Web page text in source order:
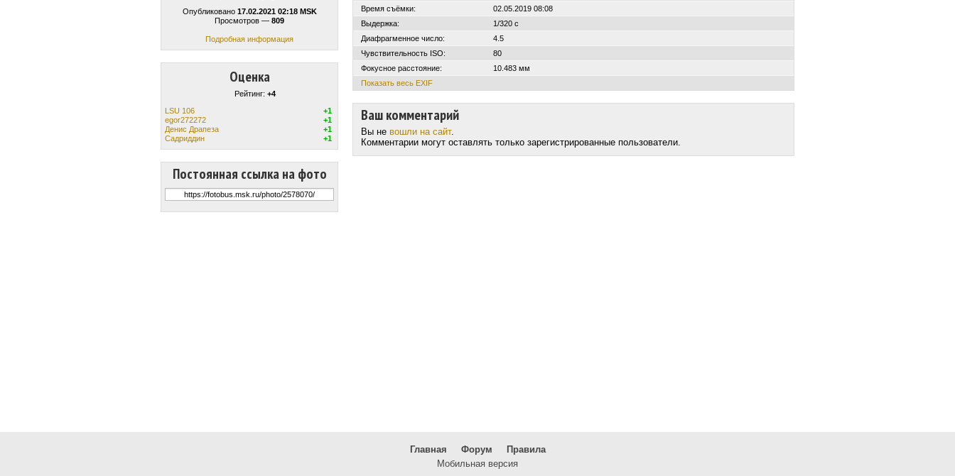
Опубликовано 17.02.2021 02:18 MSK
Просмотров — 809
Подробная информация
Оценка
Рейтинг: +4
LSU 106
+1
egor272272
+1
Денис Драпеза
+1
Садриддин
+1
Постоянная ссылка на фото
Время съёмки:
02.05.2019 08:08
Выдержка:
1/320 с
Диафрагменное число:
4.5
Чувствительность ISO:
80
Фокусное расстояние:
10.483 мм
Показать весь EXIF
Ваш комментарий
Вы не вошли на сайт.
Комментарии могут оставлять только зарегистрированные пользователи.
Главная Форум
Правила
Мобильная версия